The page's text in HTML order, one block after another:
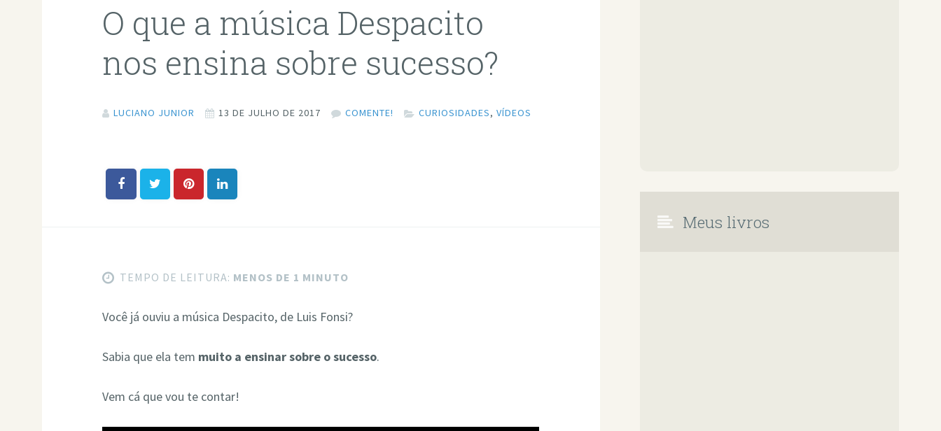
O que a música Despacito
nos ensina sobre sucesso?
LUCIANO JUNIOR 13 DE JULHO DE 2017 COMENTE! CURIOSIDADES,VÍDEOS
TEMPO DE LEITURA: MENOS DE 1 MINUTO
Você já ouviu a música Despacito, de Luis Fonsi?
Sabia que ela tem muito a ensinar sobre o sucesso.
Vem cá que vou te contar!
Meus livros